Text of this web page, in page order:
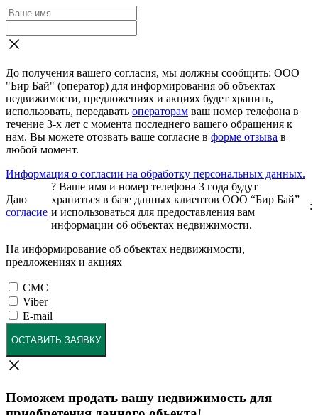
До получения вашего согласия, мы должны сообщить: ООО
"Бир Бай" (оператор) для информирования об объектах
недвижимости, предложениях и акциях будет хранить,
использовать, передавать операторам ваш номер телефона в
течение 3-х лет с момента последнего вашего обращения к
нам. Вы можете отозвать ваше согласие в форме отзыва в
любой момент.
Информация о согласии на обработку персональных данных.
Даю
согласие
? Ваше имя и номер телефона 3 года будут
храниться в базе данных клиентов ООО “Бир Бай”
и использоваться для предоставления вам
информации об объектах недвижимости.
:
На информирование об объектах недвижимости,
предложениях и акциях
СМС
Viber
E-mail
ОСТАВИТЬ ЗАЯВКУ
Поможем продать вашу недвижимость для